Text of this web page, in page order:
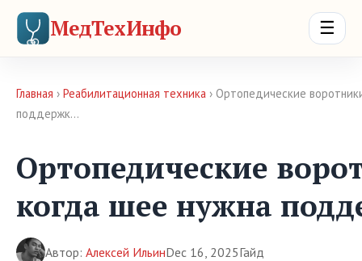
МедТехИнфо ☰
Главная › Реабилитационная техника › Ортопедические
поддержк…
Ортопедические
когда шее нужна
Автор: Алексей ИльинDec 16, 2025Гайд